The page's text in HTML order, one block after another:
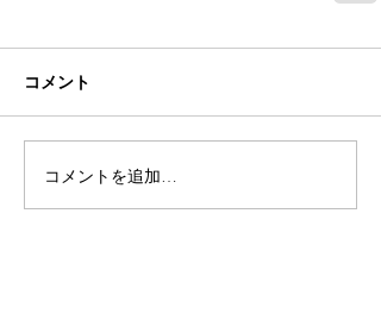
コメント
コメントを追加…